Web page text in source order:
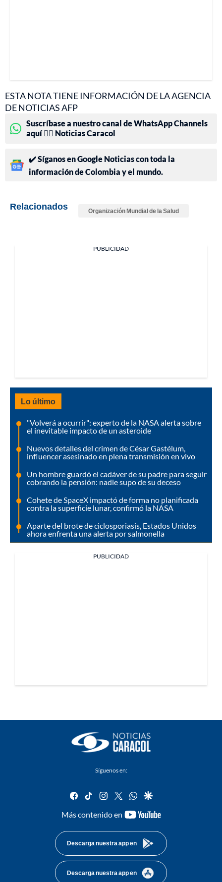
ESTA NOTA TIENE INFORMACIÓN DE LA AGENCIA
DE NOTICIAS AFP
Suscríbase a nuestro canal de WhatsApp Channels
aquí 👉🏻 Noticias Caracol
✔️ Síganos en Google Noticias con toda la
información de Colombia y el mundo.
Relacionados Organización Mundial de la Salud
PUBLICIDAD
Lo último
"Volverá a ocurrir": experto de la NASA alerta sobre
el inevitable impacto de un asteroide
Nuevos detalles del crimen de César Gastélum,
influencer asesinado en plena transmisión en vivo
Un hombre guardó el cadáver de su padre para seguir
cobrando la pensión: nadie supo de su deceso
Cohete de SpaceX impactó de forma no planificada
contra la superficie lunar, confirmó la NASA
Aparte del brote de ciclosporiasis, Estados Unidos
ahora enfrenta una alerta por salmonella
PUBLICIDAD
Síguenos en:
facebook
tiktok instagram
twitterwhatsapp
google
Más contenido en
youtube-
Descarga nuestra app en
Descarga nuestra app en